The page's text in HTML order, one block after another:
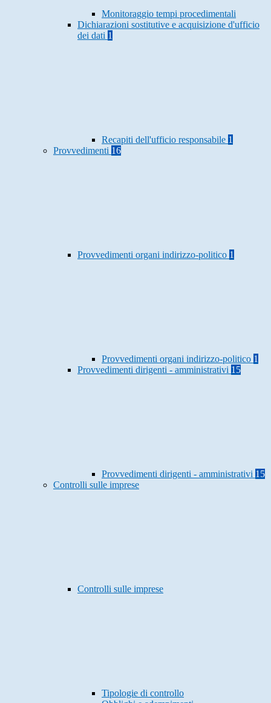
Monitoraggio tempi procedimentali
Dichiarazioni sostitutive e acquisizione d'ufficio
dei dati 1
Recapiti dell'ufficio responsabile 1
Provvedimenti 16
Provvedimenti organi indirizzo-politico 1
Provvedimenti organi indirizzo-politico 1
Provvedimenti dirigenti - amministrativi 15
Provvedimenti dirigenti - amministrativi 15
Controlli sulle imprese
Controlli sulle imprese
Tipologie di controllo